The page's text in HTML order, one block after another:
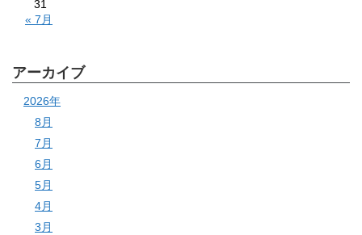
31
« 7月
アーカイブ
2026年
8月
7月
6月
5月
4月
3月